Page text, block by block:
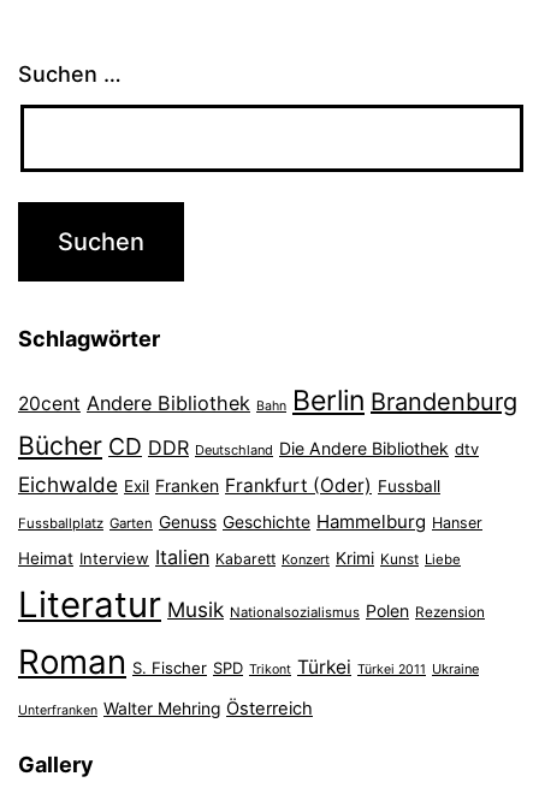
Suchen …
Schlagwörter
20cent Andere Bibliothek Bahn Berlin Brandenburg
Bücher CD DDR Deutschland Die Andere Bibliothek dtv
Eichwalde Exil Franken Frankfurt (Oder) Fussball
Fussballplatz Garten Genuss Geschichte Hammelburg Hanser
Heimat Interview Italien Kabarett Konzert Krimi Kunst Liebe
Literatur Musik Nationalsozialismus Polen Rezension
Roman S. Fischer SPD Trikont Türkei Türkei 2011 Ukraine
Unterfranken Walter Mehring Österreich
Gallery